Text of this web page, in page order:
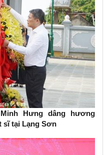
Hưng dâng hương
sĩ tại Lạng Sơn